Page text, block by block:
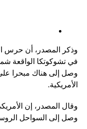
وذكر المصدر، أن حرس
في تشوكوتكا الواقعة
وصل إلى هناك مبحرا
الأمريكية.
وقال المصدر، إن
وصل إلى السواحل